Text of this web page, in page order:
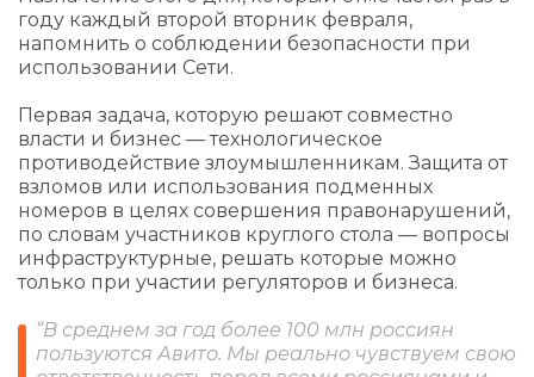
году каждый второй вторник февраля,
напомнить о соблюдении безопасности при
использовании Сети.
Первая задача, которую решают совместно
власти и бизнес — технологическое
противодействие злоумышленникам. Защита от
взломов или использования подменных
номеров в целях совершения правонарушений,
по словам участников круглого стола — вопросы
инфраструктурные, решать которые можно
только при участии регуляторов и бизнеса.
“В среднем за год более 100 млн россиян
пользуются Авито. Мы реально чувствуем свою